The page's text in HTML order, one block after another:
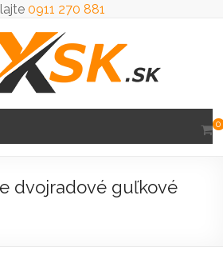
0911 270 881
0
dvojradové guľkové